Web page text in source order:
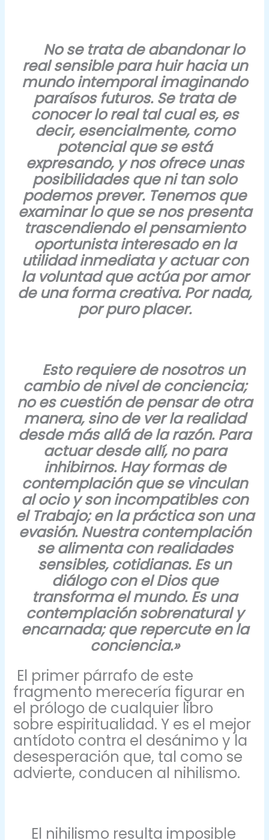
No se trata de abandonar lo
real sensible para huir hacia un
mundo intemporal imaginando
paraísos futuros. Se trata de
conocer lo real tal cual es, es
decir, esencialmente, como
potencial que se está
expresando, y nos ofrece unas
posibilidades que ni tan solo
podemos prever. Tenemos que
examinar lo que se nos presenta
trascendiendo el pensamiento
oportunista interesado en la
utilidad inmediata y actuar con
la voluntad que actúa por amor
de una forma creativa. Por nada,
por puro placer.
Esto requiere de nosotros un
cambio de nivel de conciencia;
no es cuestión de pensar de otra
manera, sino de ver la realidad
desde más allá de la razón. Para
actuar desde allí, no para
inhibirnos. Hay formas de
contemplación que se vinculan
al ocio y son incompatibles con
el Trabajo; en la práctica son una
evasión. Nuestra contemplación
se alimenta con realidades
sensibles, cotidianas. Es un
diálogo con el Dios que
transforma el mundo. Es una
contemplación sobrenatural y
encarnada; que repercute en la
conciencia.»
El primer párrafo de este
fragmento merecería figurar en
el prólogo de cualquier libro
sobre espiritualidad. Y es el mejor
antídoto contra el desánimo y la
desesperación que, tal como se
advierte, conducen al nihilismo.
El nihilismo resulta imposible